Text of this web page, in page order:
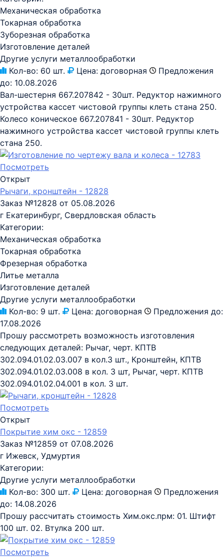
Механическая обработка
Токарная обработка
Зуборезная обработка
Изготовление деталей
Другие услуги металлообработки
Кол-во: 60 шт. Цена: договорная
Предложения
до: 10.08.2026
Вал-шестерня 667.207842 - 30шт. Редуктор нажимного
устройства кассет чистовой группы клеть стана 250.
Колесо коническое 667.207841 - 30шт. Редуктор
нажимного устройства кассет чистовой группы клеть
стана 250.
Посмотреть
Открыт
Рычаги, кронштейн - 12828
Заказ №12828 от 05.08.2026
г Екатеринбург, Свердловская область
Категории:
Механическая обработка
Токарная обработка
Фрезерная обработка
Литье металла
Изготовление деталей
Другие услуги металлообработки
Кол-во: 9 шт. Цена: договорная
Предложения до:
17.08.2026
Прошу рассмотреть возможность изготовления
следующих деталей: Рычаг, черт. КПТВ
302.094.01.02.03.007 в кол.3 шт., Кронштейн, КПТВ
302.094.01.02.03.008 в кол. 3 шт, Рычаг, черт. КПТВ
302.094.01.02.04.001 в кол. 3 шт.
Посмотреть
Открыт
Покрытие хим окс - 12859
Заказ №12859 от 07.08.2026
г Ижевск, Удмуртия
Категории:
Другие услуги металлообработки
Кол-во: 300 шт. Цена: договорная
Предложения
до: 14.08.2026
Прошу рассчитать стоимость Хим.окс.прм: 01. Штифт
100 шт. 02. Втулка 200 шт.
Посмотреть